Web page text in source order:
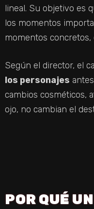
lineal. Su objetivo es
los momentos
momentos concretos,
Según el director, el
los personajes
cambios cosméticos,
ojo, no cambian el
POR QUÉ